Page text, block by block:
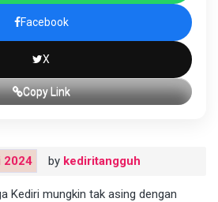
Facebook
X
Copy Link
2024 by kediritangguh
Kediri mungkin tak asing dengan